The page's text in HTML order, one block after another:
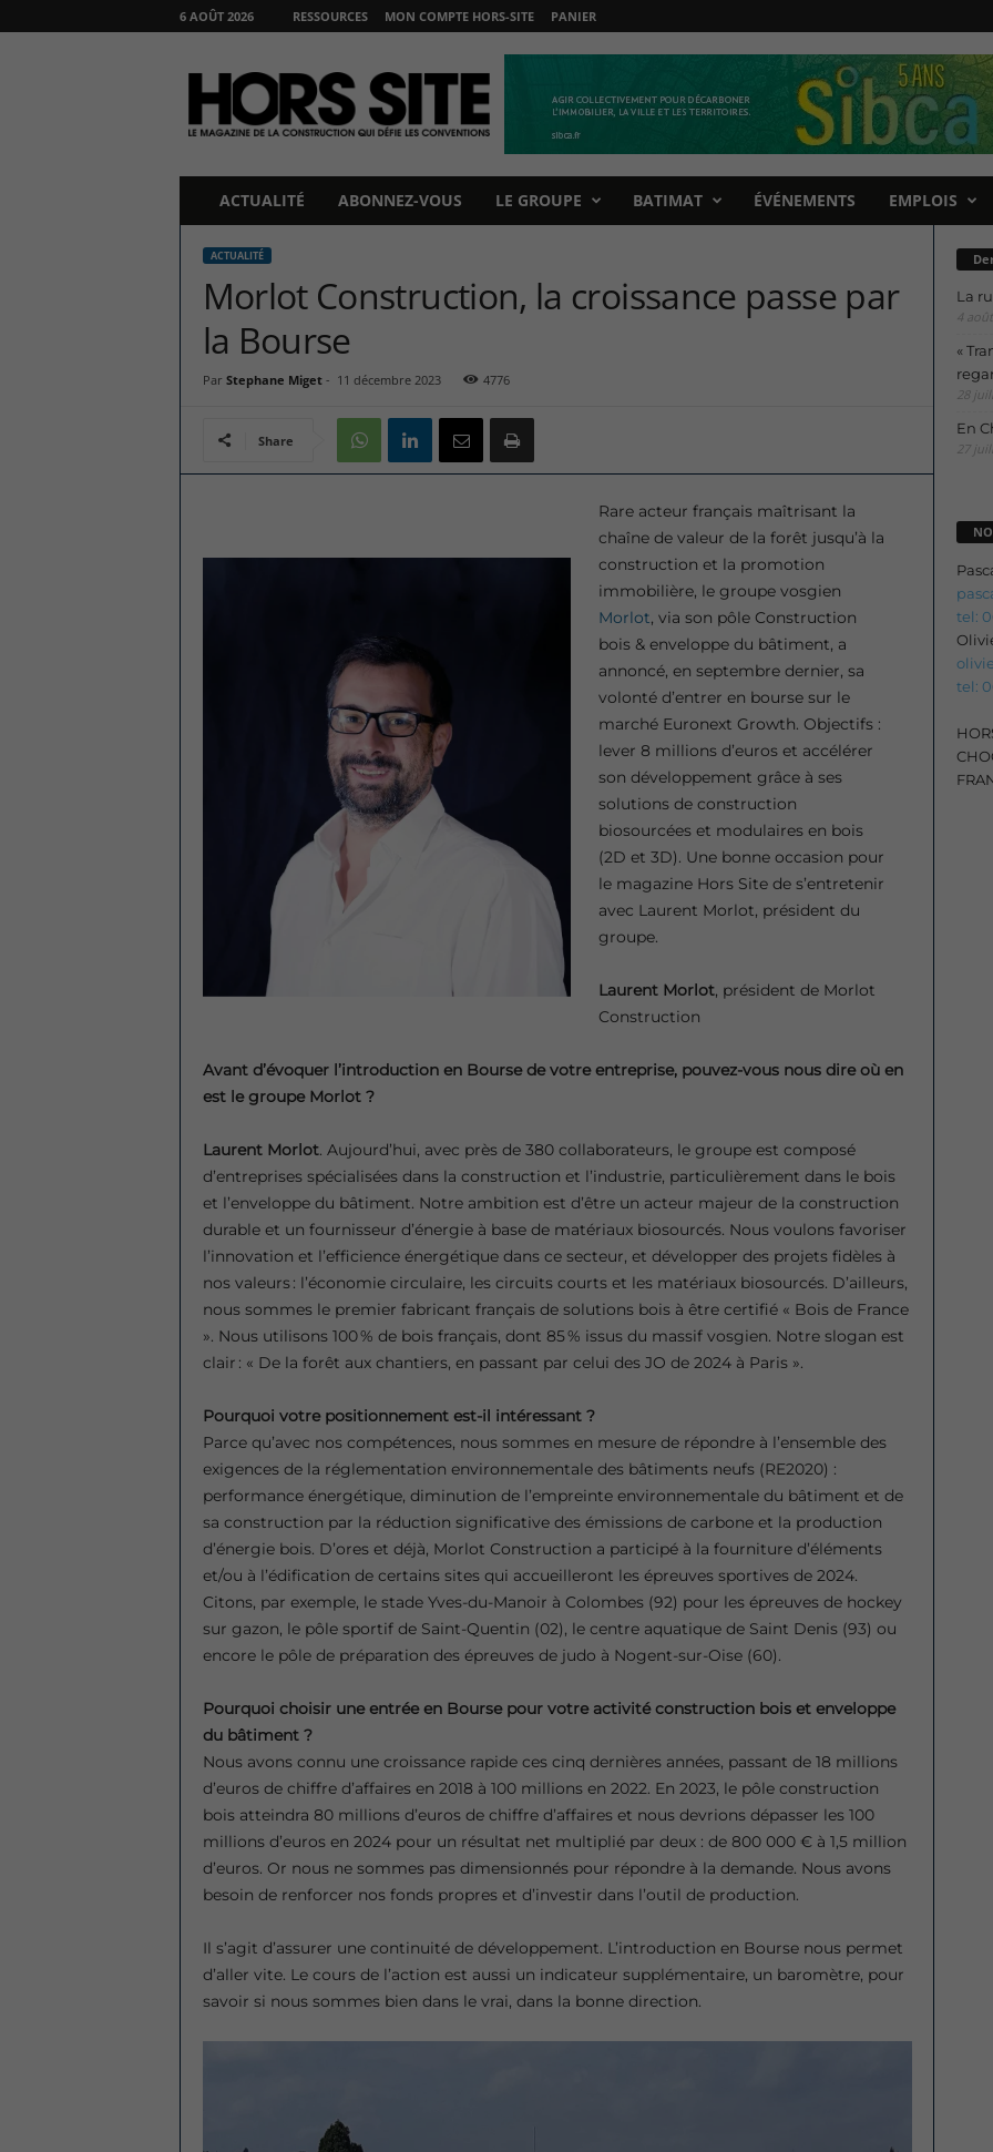
6 AOÛT 2026 RESSOURCES MON COMPTE HORS-SITE PANIER
O
ACTUALITÉ ABONNEZ-VOUS LE GROUPE BATIMAT ÉVÉNEMENTS EMPLOIS
ACTUALITÉ
Morlot Construction, la croissance passe par
la Bourse
Par Stephane Miget- 11 décembre 2023 4776
Share
Rare acteur français maîtrisant la
chaîne de valeur de la forêt jusqu’à la
construction et la promotion
immobilière, le groupe vosgien
Morlot, via son pôle Construction
bois & enveloppe du bâtiment, a
annoncé, en septembre dernier, sa
volonté d’entrer en bourse sur le
marché Euronext Growth. Objectifs :
lever 8 millions d’euros et accélérer
son développement grâce à ses
solutions de construction
biosourcées et modulaires en bois
(2D et 3D). Une bonne occasion pour
le magazine Hors Site de s’entretenir
avec Laurent Morlot, président du
groupe.
Laurent Morlot, président de Morlot
Construction
Avant d’évoquer l’introduction en Bourse de votre entreprise, pouvez-vous nous dire où en
est le groupe Morlot ?
Laurent Morlot. Aujourd’hui, avec près de 380 collaborateurs, le groupe est composé
d’entreprises spécialisées dans la construction et l’industrie, particulièrement dans le bois
et l’enveloppe du bâtiment. Notre ambition est d’être un acteur majeur de la construction
durable et un fournisseur d’énergie à base de matériaux biosourcés. Nous voulons favoriser
l’innovation et l’efficience énergétique dans ce secteur, et développer des projets fidèles à
nos valeurs : l’économie circulaire, les circuits courts et les matériaux biosourcés. D’ailleurs,
nous sommes le premier fabricant français de solutions bois à être certifié « Bois de France
». Nous utilisons 100 % de bois français, dont 85 % issus du massif vosgien. Notre slogan est
clair : « De la forêt aux chantiers, en passant par celui des JO de 2024 à Paris ».
Pourquoi votre positionnement est-il intéressant ?
Parce qu’avec nos compétences, nous sommes en mesure de répondre à l’ensemble des
exigences de la réglementation environnementale des bâtiments neufs (RE2020) :
performance énergétique, diminution de l’empreinte environnementale du bâtiment et de
sa construction par la réduction significative des émissions de carbone et la production
d’énergie bois. D’ores et déjà, Morlot Construction a participé à la fourniture d’éléments
et/ou à l’édification de certains sites qui accueilleront les épreuves sportives de 2024.
Citons, par exemple, le stade Yves-du-Manoir à Colombes (92) pour les épreuves de hockey
sur gazon, le pôle sportif de Saint-Quentin (02), le centre aquatique de Saint Denis (93) ou
encore le pôle de préparation des épreuves de judo à Nogent-sur-Oise (60).
Pourquoi choisir une entrée en Bourse pour votre activité construction bois et enveloppe
du bâtiment ?
Nous avons connu une croissance rapide ces cinq dernières années, passant de 18 millions
d’euros de chiffre d’affaires en 2018 à 100 millions en 2022. En 2023, le pôle construction
bois atteindra 80 millions d’euros de chiffre d’affaires et nous devrions dépasser les 100
millions d’euros en 2024 pour un résultat net multiplié par deux : de 800 000 € à 1,5 million
d’euros. Or nous ne sommes pas dimensionnés pour répondre à la demande. Nous avons
besoin de renforcer nos fonds propres et d’investir dans l’outil de production.
Il s’agit d’assurer une continuité de développement. L’introduction en Bourse nous permet
d’aller vite. Le cours de l’action est aussi un indicateur supplémentaire, un baromètre, pour
savoir si nous sommes bien dans le vrai, dans la bonne direction.
La
4
«
28
En
27
tel:
tel: